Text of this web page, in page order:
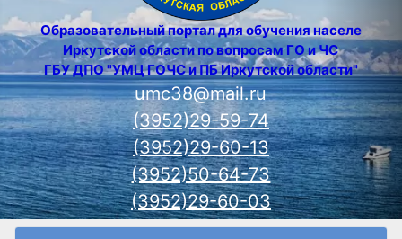
Образовательный портал для обучения населения
Иркутской области по вопросам ГО и ЧС
ГБУ ДПО "УМЦ ГОЧС и ПБ Иркутской области"
umc38@mail.ru
(3952)29-59-74
(3952)29-60-13
(3952)50-64-73
(3952)29-60-03